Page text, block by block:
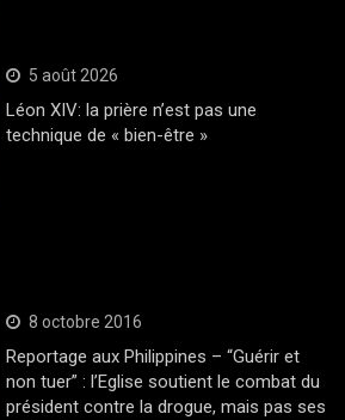
5 août 2026
Léon XIV: la prière n’est pas une
technique de « bien-être »
8 octobre 2016
Reportage aux Philippines – “Guérir et
non tuer” : l’Eglise soutient le combat du
président contre la drogue, mais pas ses